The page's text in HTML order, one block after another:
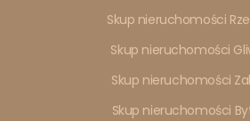
Skup nieruchomości
Skup nieruchomości
Skup nieruchomości
Skup nieruchomości